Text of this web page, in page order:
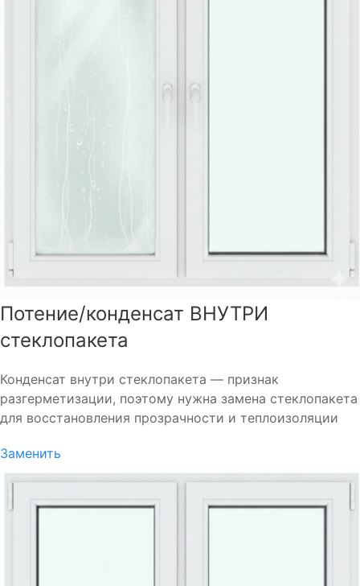
Потение/конденсат ВНУТРИ
стеклопакета
Конденсат внутри стеклопакета — признак
разгерметизации, поэтому нужна замена стеклопакета
для восстановления прозрачности и теплоизоляции
Заменить